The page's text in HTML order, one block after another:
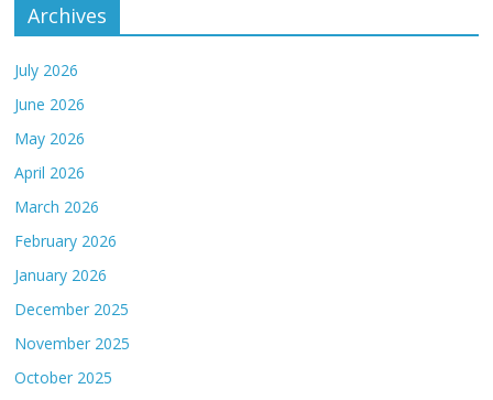
Archives
July 2026
June 2026
May 2026
April 2026
March 2026
February 2026
January 2026
December 2025
November 2025
October 2025